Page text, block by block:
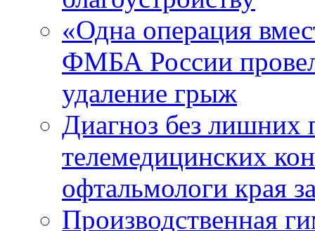
«Одна операция
ФМБА России
удаление грыж
Диагноз без лишних
телемедицинских
офтальмологи края
Производственная